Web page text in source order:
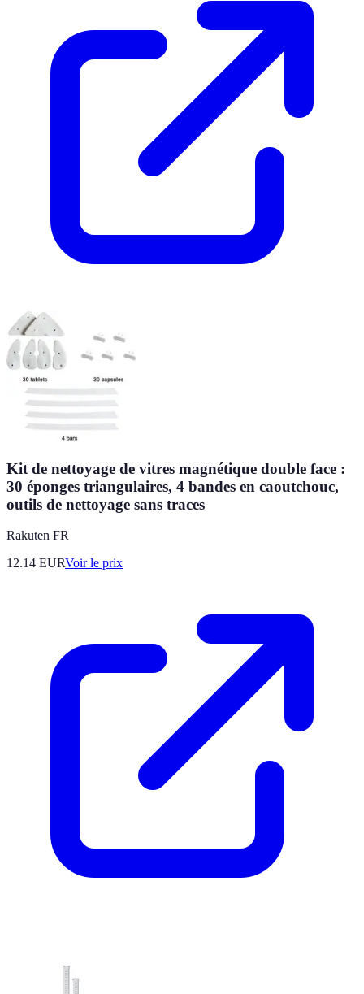
Kit de nettoyage de vitres magnétique double face :
30 éponges triangulaires, 4 bandes en caoutchouc,
outils de nettoyage sans traces
Rakuten FR
12.14 EURVoir le prix